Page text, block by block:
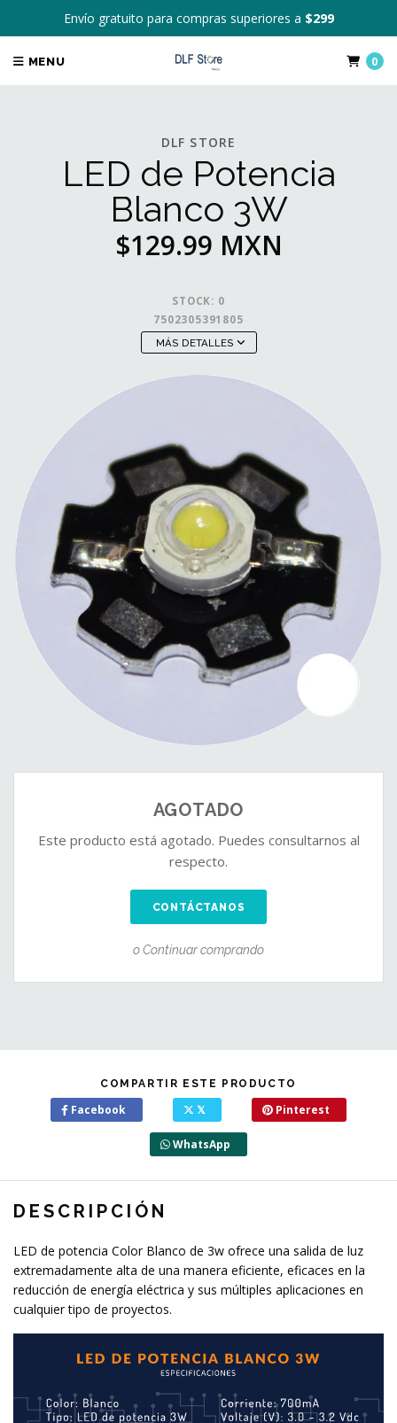
Envío gratuito para compras superiores a $299
MENU 0
DLF STORE
LED de Potencia
Blanco 3W
$129.99 MXN
STOCK: 0
7502305391805
MÁS DETALLES
AGOTADO
Este producto está agotado. Puedes consultarnos al
respecto.
CONTÁCTANOS
o Continuar comprando
COMPARTIR ESTE PRODUCTO
Facebook 𝕏 Pinterest
WhatsApp
DESCRIPCIÓN
LED de potencia Color Blanco de 3w ofrece una salida de luz
extremadamente alta de una manera eficiente, eficaces en la
reducción de energía eléctrica y sus múltiples aplicaciones en
cualquier tipo de proyectos.